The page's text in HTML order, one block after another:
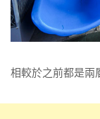
相較於之前都是兩